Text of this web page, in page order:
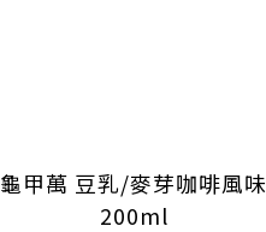
龜甲萬 豆乳/麥芽咖啡風味
200ml